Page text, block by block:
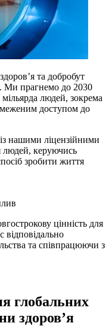
та добробут
Ми прагнемо до 2030
людей, зокрема
доступом до
нашими ліцензійними
людей, керуючись
зробити життя
цінність для
відповідально
та співпрацюючи з
глобальних
здоров’я